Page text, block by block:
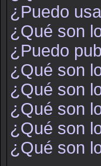
¿Puedo
¿Qué son
¿Puedo
¿Qué son
¿Qué son
¿Qué son
¿Qué son
¿Qué son